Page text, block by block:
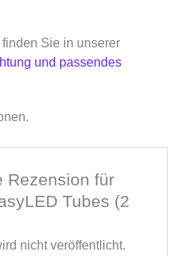
Sie in unserer
und passendes
Rezension für
Tubes (2
nicht veröffentlicht.